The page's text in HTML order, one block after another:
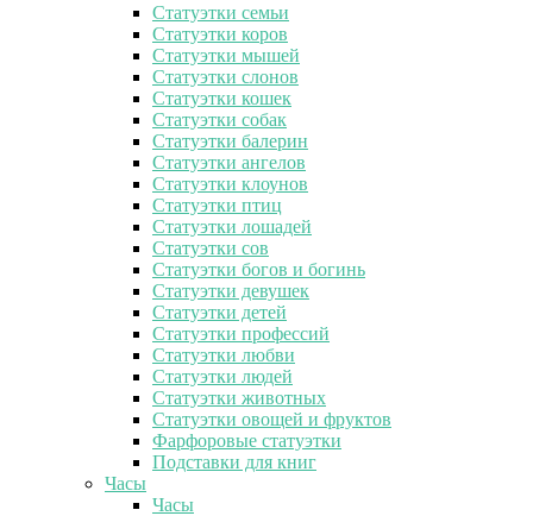
Статуэтки семьи
Статуэтки коров
Статуэтки мышей
Статуэтки слонов
Статуэтки кошек
Статуэтки собак
Статуэтки балерин
Статуэтки ангелов
Статуэтки клоунов
Статуэтки птиц
Статуэтки лошадей
Статуэтки сов
Статуэтки богов и богинь
Статуэтки девушек
Статуэтки детей
Статуэтки профессий
Статуэтки любви
Статуэтки людей
Статуэтки животных
Статуэтки овощей и фруктов
Фарфоровые статуэтки
Подставки для книг
Часы
Часы